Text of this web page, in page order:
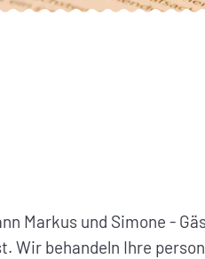
Markus und Simone -
Wir behandeln Ihre